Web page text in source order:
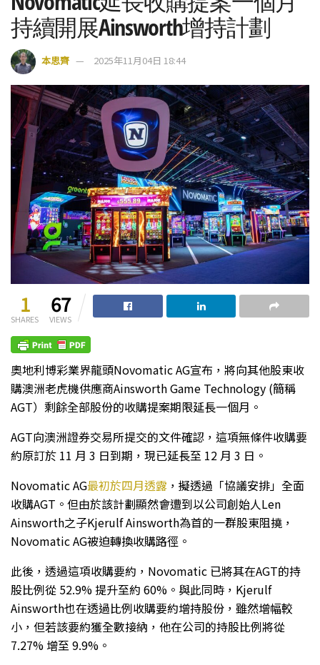
持續開展Ainsworth增持計劃
本思齊 2025年11月04日 18:44
1
SHARES
67
VIEWS
奧地利博彩業界龍頭Novomatic AG宣布，將向其他股東收
購澳洲老虎機供應商Ainsworth Game Technology (簡稱
AGT）剩餘全部股份的收購提案期限延長一個月。
AGT向澳洲證券交易所提交的文件確認，這項無條件收購要
約原訂於 11 月 3 日到期，現已延長至 12 月 3 日。
Novomatic AG最初於四月透露 ，擬透過「協議安排」全面
收購AGT。但由於該計劃顯然會遭到以公司創始人Len
Ainsworth之子Kjerulf Ainsworth為首的一群股東阻撓，
Novomatic AG被迫轉換收購路徑。
此後，透過這項收購要約，Novomatic 已將其在AGT的持
股比例從 52.9% 提升至約 60%。與此同時，Kjerulf
Ainsworth也在透過比例收購要約增持股份，雖然增幅較
小，但若該要約獲全數接納，他在公司的持股比例將從
7.27% 增至 9.9%。